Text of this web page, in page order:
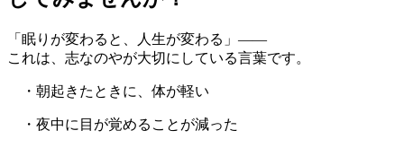
「眠りが変わると、人生が変わる」――
これは、志なのやが大切にしている言葉です。
・朝起きたときに、体が軽い
・夜中に目が覚めることが減った